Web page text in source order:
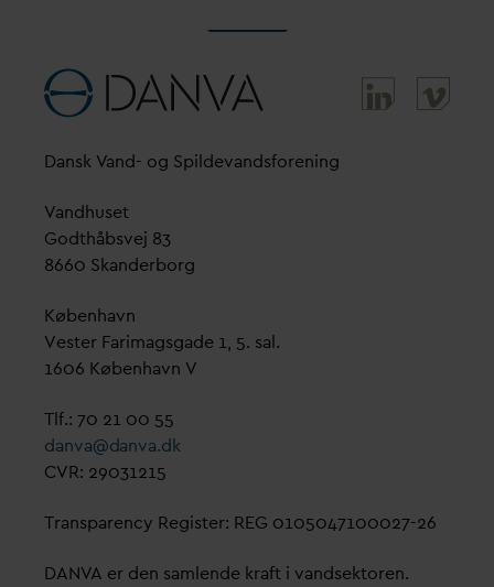
Dansk Vand- og Spildevandsforening
Vandhuset
Godthåbsvej 83
8660 Skanderborg
København
Vester Farimagsgade 1, 5. sal.
1606 København V
Tlf.: 70 21 00 55
danva@danva.dk
CVR: 29031215
Transparency Register: REG 0105047100027-26
DANVA er den samlende kraft i vandsektoren.